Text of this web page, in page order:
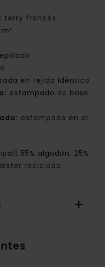
terry francés
en tejido idéntico
estampado de base
estampado en el
55% algodón, 25%
reciclado